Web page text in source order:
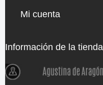
Mi cuenta
Información de la tienda